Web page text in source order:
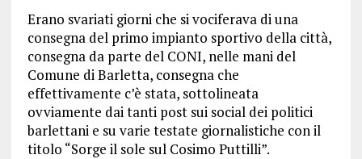
Erano svariati giorni che si vociferava di una
consegna del primo impianto sportivo della città,
consegna da parte del CONI, nelle mani del
Comune di Barletta, consegna che
effettivamente c’è stata, sottolineata
ovviamente dai tanti post sui social dei politici
barlettani e su varie testate giornalistiche con il
titolo “Sorge il sole sul Cosimo Puttilli”.